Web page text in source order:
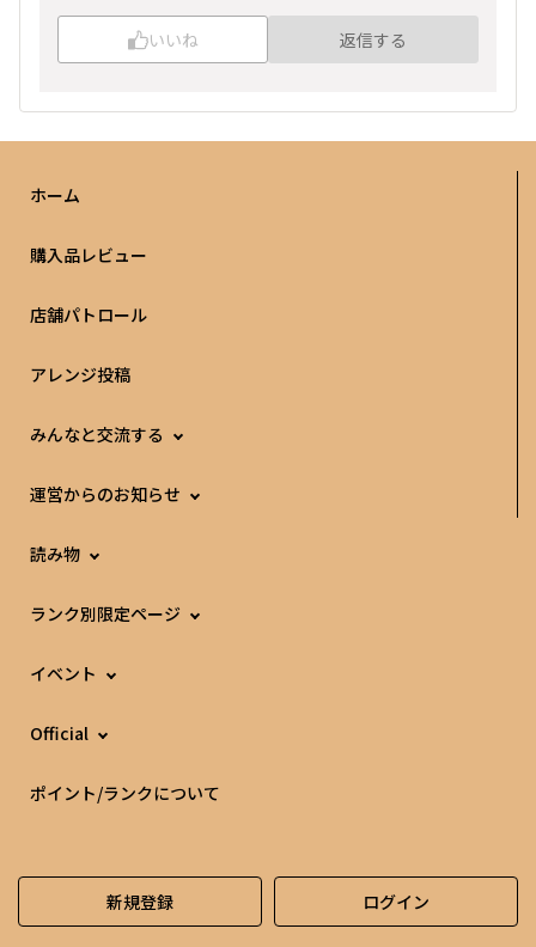
いいね 返信する
ホーム
購入品レビュー
店舗パトロール
アレンジ投稿
みんなと交流する
運営からのお知らせ
読み物
ランク別限定ページ
イベント
Official
ポイント/ランクについて
新規登録 ログイン